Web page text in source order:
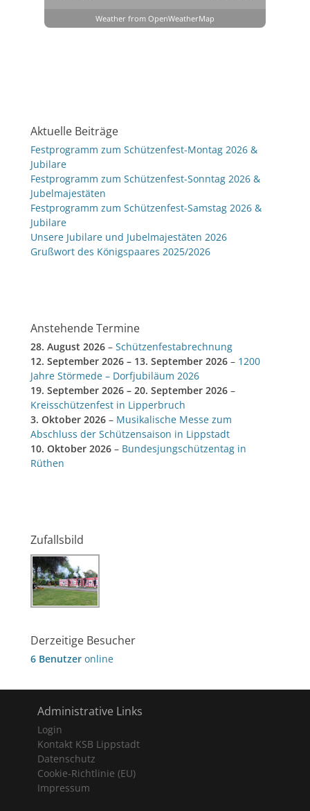
Weather from OpenWeatherMap
Aktuelle Beiträge
Festprogramm zum Schützenfest-Montag 2026 &
Jubilare
Festprogramm zum Schützenfest-Sonntag 2026 &
Jubelmajestäten
Festprogramm zum Schützenfest-Samstag 2026 &
Jubilare
Unsere Jubilare und Jubelmajestäten 2026
Grußwort des Königspaares 2025/2026
Anstehende Termine
28. August 2026 – Schützenfestabrechnung
12. September 2026 – 13. September 2026 – 1200
Jahre Störmede – Dorfjubiläum 2026
19. September 2026 – 20. September 2026 –
Kreisschützenfest in Lipperbruch
3. Oktober 2026 – Musikalische Messe zum
Abschluss der Schützensaison in Lippstadt
10. Oktober 2026 – Bundesjungschützentag in
Rüthen
Zufallsbild
Derzeitige Besucher
6 Benutzer online
Administrative Links
Login
Kontakt KSB Lippstadt
Datenschutz
Cookie-Richtlinie (EU)
Impressum